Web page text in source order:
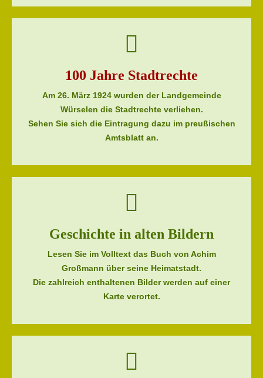
100 Jahre Stadtrechte
Am 26. März 1924 wurden der Landgemeinde
Würselen die Stadtrechte verliehen.
Sehen Sie sich die Eintragung dazu im preußischen
Amtsblatt an.
Geschichte in alten Bildern
Lesen Sie im Volltext das Buch von Achim
Großmann über seine Heimatstadt.
Die zahlreich enthaltenen Bilder werden auf einer
Karte verortet.